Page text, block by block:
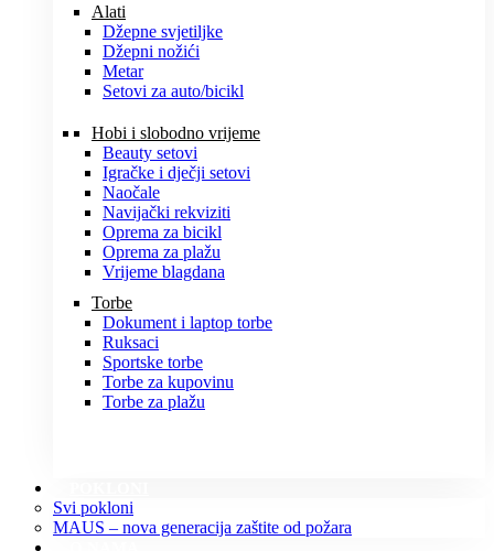
Alati
Džepne svjetiljke
Džepni nožići
Metar
Setovi za auto/bicikl
Hobi i slobodno vrijeme
Beauty setovi
Igračke i dječji setovi
Naočale
Navijački rekviziti
Oprema za bicikl
Oprema za plažu
Vrijeme blagdana
Torbe
Dokument i laptop torbe
Ruksaci
Sportske torbe
Torbe za kupovinu
Torbe za plažu
Svi pokloni
MAUS – nova generacija zaštite od požara